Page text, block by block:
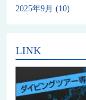
2025年9月 (10)
LINK